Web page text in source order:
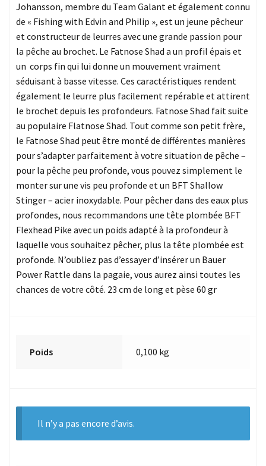
Johansson, membre du Team Galant et également connu
de « Fishing with Edvin and Philip », est un jeune pêcheur
et constructeur de leurres avec une grande passion pour
la pêche au brochet. Le Fatnose Shad a un profil épais et
un corps fin qui lui donne un mouvement vraiment
séduisant à basse vitesse. Ces caractéristiques rendent
également le leurre plus facilement repérable et attirent
le brochet depuis les profondeurs. Fatnose Shad fait suite
au populaire Flatnose Shad. Tout comme son petit frère,
le Fatnose Shad peut être monté de différentes manières
pour s’adapter parfaitement à votre situation de pêche –
pour la pêche peu profonde, vous pouvez simplement le
monter sur une vis peu profonde et un BFT Shallow
Stinger – acier inoxydable. Pour pêcher dans des eaux plus
profondes, nous recommandons une tête plombée BFT
Flexhead Pike avec un poids adapté à la profondeur à
laquelle vous souhaitez pêcher, plus la tête plombée est
profonde. N’oubliez pas d’essayer d’insérer un Bauer
Power Rattle dans la pagaie, vous aurez ainsi toutes les
chances de votre côté. 23 cm de long et pèse 60 gr
Poids 0,100 kg
Il n’y a pas encore d’avis.